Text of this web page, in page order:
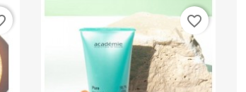
favorite_border